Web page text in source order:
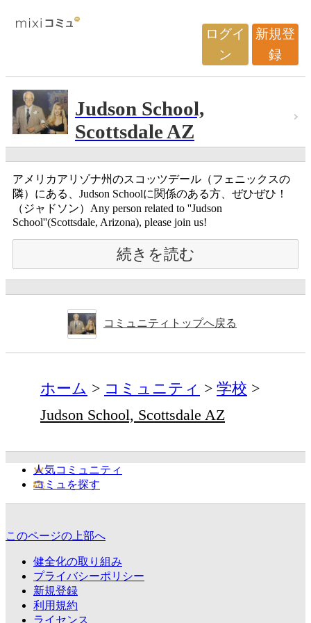
ログイ
ン
新規登
録
Judson School,
Scottsdale AZ
アメリカアリゾナ州のスコッツデール（フェニックスの
隣）にある、Judson Schoolに関係のある方、ぜひぜひ！
（ジャドソン）Any person related to ''Judson
School''(Scottsdale, Arizona), please join us!
続きを読む
コミュニティトップへ戻る
ホーム コミュニティ
学校
Judson School, Scottsdale AZ
人気コミュニティ
コミュを探す
このページの上部へ
健全化の取り組み
プライバシーポリシー
新規登録
利用規約
ライセンス